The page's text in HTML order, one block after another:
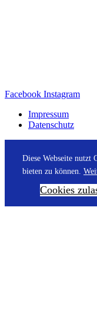
Facebook Instagram
Impressum
Datenschutz
Diese Webseite nutzt
bieten zu können.
Cookies